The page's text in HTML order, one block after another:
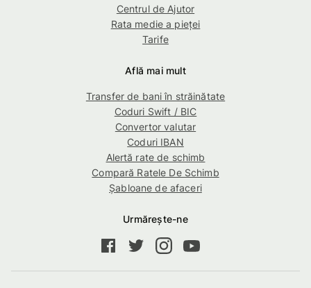
Centrul de Ajutor
Rata medie a pieţei
Tarife
Află mai mult
Transfer de bani în străinătate
Coduri Swift / BIC
Convertor valutar
Coduri IBAN
Alertă rate de schimb
Compară Ratele De Schimb
Șabloane de afaceri
Urmărește-ne